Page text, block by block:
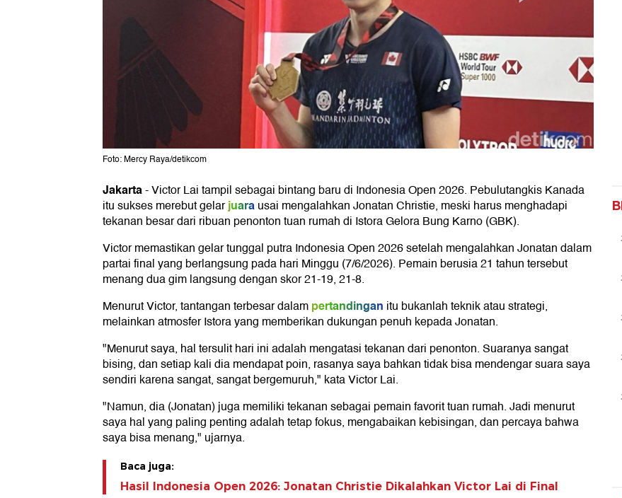
Foto: Mercy Raya/detikcom
Jakarta-Victor Lai tampil sebagai bintang baru di Indonesia Open 2026. Pebulutangkis Kanada
itu sukses merebut gelarjuarausai mengalahkan Jonatan Christie, meski harus menghadapi
tekanan besar dari ribuan penonton tuan rumah di Istora Gelora Bung Karno (GBK).
Victor memastikan gelar tunggal putra Indonesia Open 2026 setelah mengalahkan Jonatan dalam
partai final yang berlangsung pada hari Minggu (7/6/2026). Pemain berusia 21 tahun tersebut
menang dua gim langsung dengan skor 21-19, 21-8.
Menurut Victor, tantangan terbesar dalampertandingan itu bukanlah teknik atau strategi,
melainkan atmosfer Istora yang memberikan dukungan penuh kepada Jonatan.
"Menurut saya, hal tersulit hari ini adalah mengatasi tekanan dari penonton. Suaranya sangat
bising, dan setiap kali dia mendapat poin, rasanya saya bahkan tidak bisa mendengar suara saya
sendiri karena sangat, sangat bergemuruh," kata Victor Lai.
"Namun, dia (Jonatan) juga memiliki tekanan sebagai pemain favorit tuan rumah. Jadi menurut
saya hal yang paling penting adalah tetap fokus, mengabaikan kebisingan, dan percaya bahwa
saya bisa menang," ujarnya.
Baca juga:
Hasil Indonesia Open 2026: Jonatan Christie Dikalahkan Victor Lai di Final